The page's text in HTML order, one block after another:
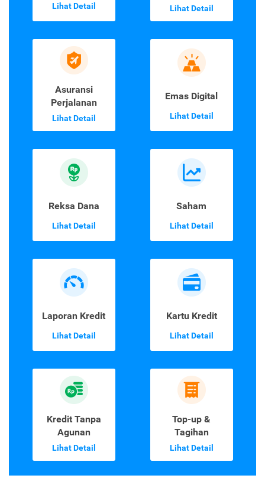
Lihat Detail Lihat Detail
Asuransi
Perjalanan
Lihat Detail
Emas Digital
Lihat Detail
Reksa Dana
Lihat Detail
Saham
Lihat Detail
Laporan Kredit
Lihat Detail
Kartu Kredit
Lihat Detail
Kredit Tanpa
Agunan
Lihat Detail
Top-up &
Tagihan
Lihat Detail